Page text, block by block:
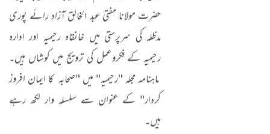
حضرت مولانا مفتی عبد الخالق آزاد رائے پوری
مدظلہ کی سرپرستی میں خانقاہ رحیمیہ اور ادارہ
رحیمیہ کے فکروعمل کی ترویج میں کوشاں ہیں۔
ماہنامہ مجلہ "رحیمیہ" میں "صحابہ کا ایمان افروز
کردار" کے عنوان سے سلسلہ وار لکھ رہے
ہیں۔